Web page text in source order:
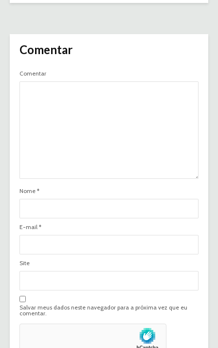
Comentar
Comentar
Nome *
E-mail *
Site
Salvar meus dados neste navegador para a próxima vez que eu
comentar.